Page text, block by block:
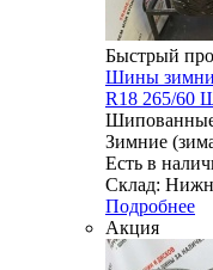
Быстрый
Шины
R18 265/60
Зимние
Есть в
Склад:
Подробнее
Акция